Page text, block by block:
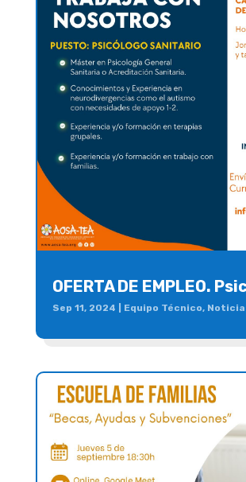
OFERTA DE EMPLEO.
Sep 11, 2024 Equipo Técnico,